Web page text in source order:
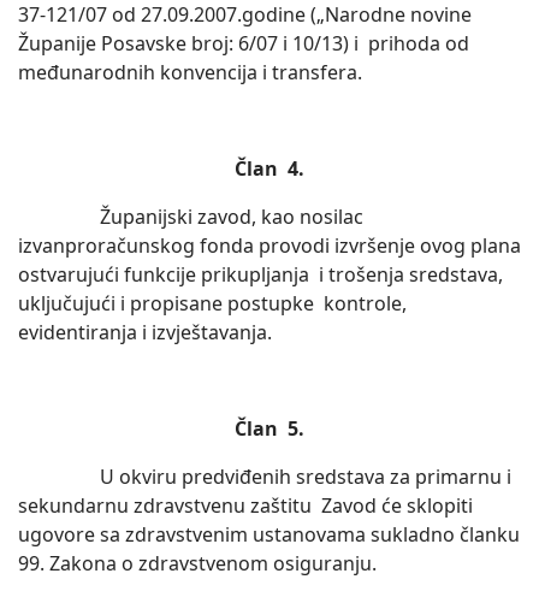
37-121/07 od 27.09.2007.godine („Narodne novine
Županije Posavske broj: 6/07 i 10/13) i prihoda od
međunarodnih konvencija i transfera.
Član 4.
Županijski zavod, kao nosilac
izvanproračunskog fonda provodi izvršenje ovog plana
ostvarujući funkcije prikupljanja i trošenja sredstava,
uključujući i propisane postupke kontrole,
evidentiranja i izvještavanja.
Član 5.
U okviru predviđenih sredstava za primarnu i
sekundarnu zdravstvenu zaštitu Zavod će sklopiti
ugovore sa zdravstvenim ustanovama sukladno članku
99. Zakona o zdravstvenom osiguranju.